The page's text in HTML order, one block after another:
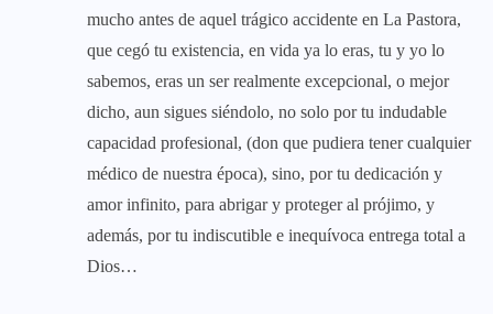
mucho antes de aquel trágico accidente en La Pastora,
que cegó tu existencia, en vida ya lo eras, tu y yo lo
sabemos, eras un ser realmente excepcional, o mejor
dicho, aun sigues siéndolo, no solo por tu indudable
capacidad profesional, (don que pudiera tener cualquier
médico de nuestra época), sino, por tu dedicación y
amor infinito, para abrigar y proteger al prójimo, y
además, por tu indiscutible e inequívoca entrega total a
Dios…